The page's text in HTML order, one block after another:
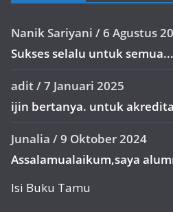
Nanik Sariyani /6 Agustus
Sukses selalu untuk semua...
adit/7 Januari 2025
ijin bertanya. untuk
Junalia /9 Oktober 2024
Assalamualaikum,saya
Isi Buku Tamu